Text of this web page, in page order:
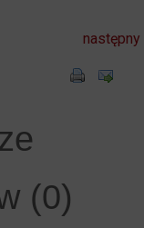
następny
(0)